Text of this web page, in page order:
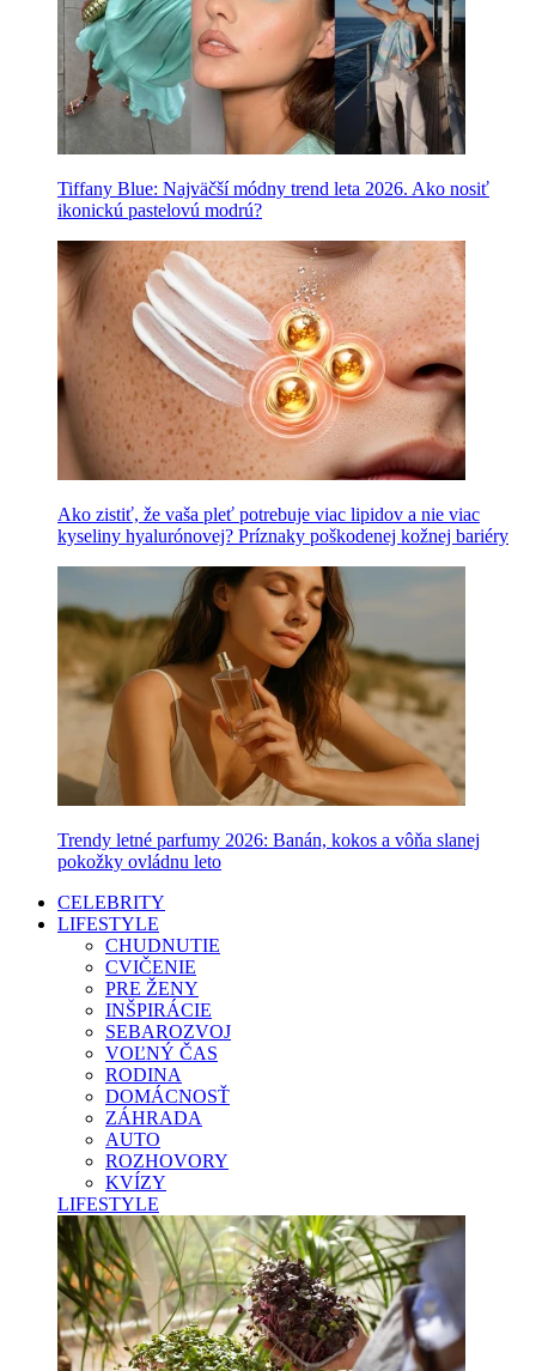
Tiffany Blue: Najväčší módny trend leta 2026. Ako nosiť
ikonickú pastelovú modrú?
Ako zistiť, že vaša pleť potrebuje viac lipidov a nie viac
kyseliny hyalurónovej? Príznaky poškodenej kožnej bariéry
Trendy letné parfumy 2026: Banán, kokos a vôňa slanej
pokožky ovládnu leto
CELEBRITY
LIFESTYLE
CHUDNUTIE
CVIČENIE
PRE ŽENY
INŠPIRÁCIE
SEBAROZVOJ
VOĽNÝ ČAS
RODINA
DOMÁCNOSŤ
ZÁHRADA
AUTO
ROZHOVORY
KVÍZY
LIFESTYLE